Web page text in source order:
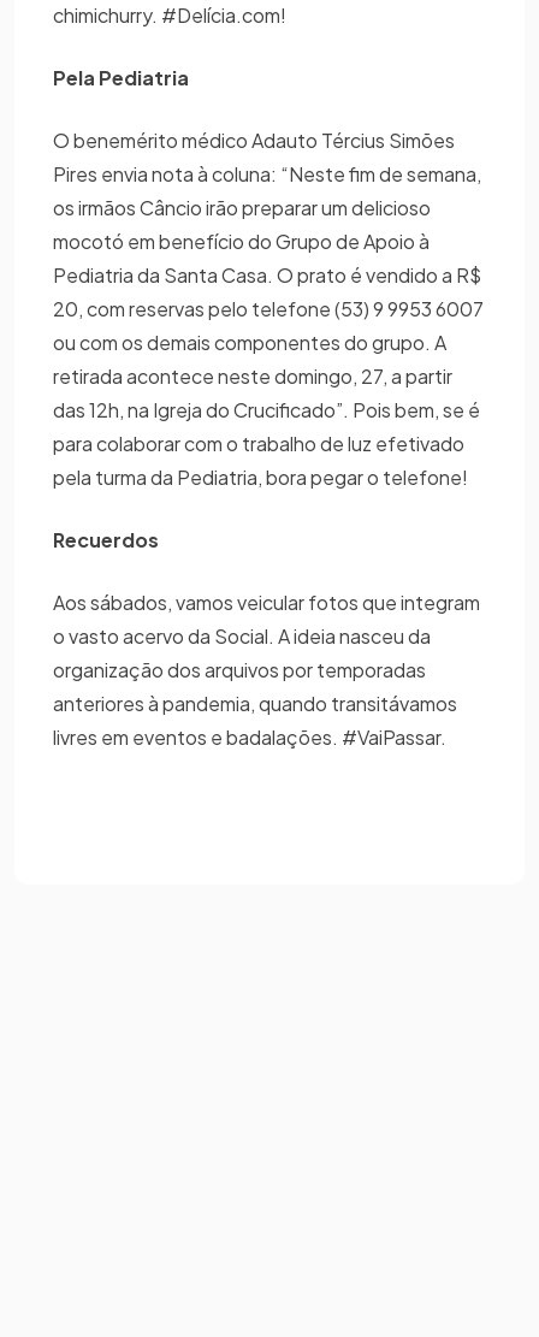
chimichurry. #Delícia.com!
Pela Pediatria
O benemérito médico Adauto Tércius Simões
Pires envia nota à coluna: “Neste fim de semana,
os irmãos Câncio irão preparar um delicioso
mocotó em benefício do Grupo de Apoio à
Pediatria da Santa Casa. O prato é vendido a R$
20, com reservas pelo telefone (53) 9 9953 6007
ou com os demais componentes do grupo. A
retirada acontece neste domingo, 27, a partir
das 12h, na Igreja do Crucificado”. Pois bem, se é
para colaborar com o trabalho de luz efetivado
pela turma da Pediatria, bora pegar o telefone!
Recuerdos
Aos sábados, vamos veicular fotos que integram
o vasto acervo da Social. A ideia nasceu da
organização dos arquivos por temporadas
anteriores à pandemia, quando transitávamos
livres em eventos e badalações. #VaiPassar.